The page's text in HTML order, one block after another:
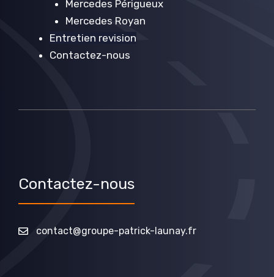
Mercedes Périgueux
Mercedes Royan
Entretien revision
Contactez-nous
Contactez-nous
contact@groupe-patrick-launay.fr